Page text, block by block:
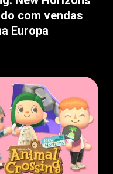
com vendas
Europa